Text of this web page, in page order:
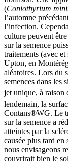
(Coniothyrium
l’automne
l’infection.
culture peuvent
sur la semence
traitements (avec
Upton, en
aléatoires. Lors du
semences dans les
jet unique, à raison
lendemain, la
Contans®WG. Le
sur la semence a
atteintes par la
causée plus tard en
nous envisageons
couvrirait bien le